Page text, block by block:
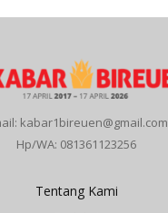
kabar1bireuen@gmail.com
Hp/WA: 081361123256
Tentang Kami